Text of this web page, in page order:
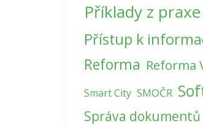
Příklady z praxe
Přístup k
Reforma Reforma
Smart City SMOČR
Správa dokumentů